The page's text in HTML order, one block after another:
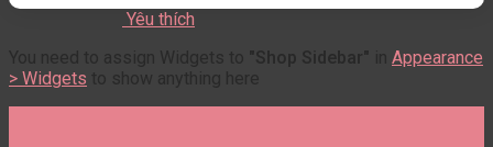
Yêu thích
You need to assign Widgets to
"Shop Sidebar"
Appearance
> Widgets to show anything here